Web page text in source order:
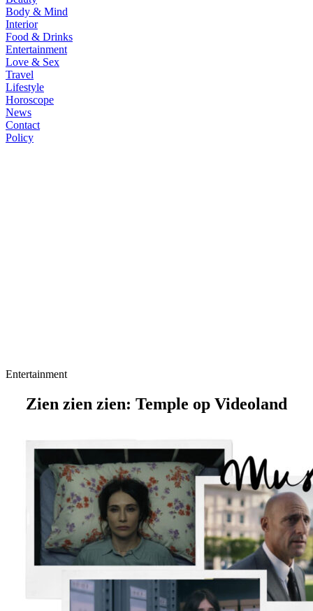
Body & Mind
Interior
Food & Drinks
Entertainment
Love & Sex
Travel
Lifestyle
Horoscope
News
Contact
Policy
Entertainment
Zien zien zien: Temple op Videoland